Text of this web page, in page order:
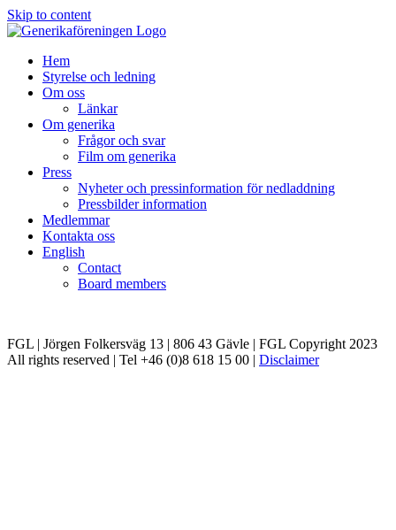
Skip to content
Hem
Styrelse och ledning
Om oss
Länkar
Om generika
Frågor och svar
Film om generika
Press
Nyheter och pressinformation för nedladdning
Pressbilder information
Medlemmar
Kontakta oss
English
Contact
Board members
FGL | Jörgen Folkersväg 13 | 806 43 Gävle | FGL Copyright 2023
All rights reserved | Tel +46 (0)8 618 15 00 | Disclaimer